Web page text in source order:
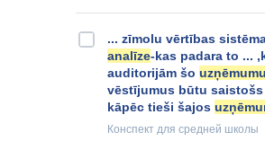
... zīmolu vērtības
analīze-kas padara to ...
auditorijām šo uzņēmumu
vēstījumus būtu saistošs
kāpēc tieši šajos
Конспект для средней школы